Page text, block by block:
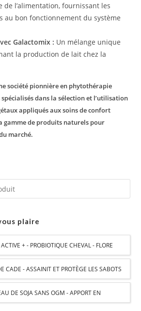
de l’alimentation, fournissant les
au bon fonctionnement du système
Galactomix : Un mélange unique
la production de lait chez la
société pionnière en phytothérapie
dans la sélection et l’utilisation
appliqués aux soins de confort
gamme de produits naturels pour
marché.
plaire
ACTIVE + - PROBIOTIQUE CHEVAL - FLORE
ET DIGESTION
CADE - ASSAINIT ET PROTÈGE LES SABOTS
DE SOJA SANS OGM - APPORT EN